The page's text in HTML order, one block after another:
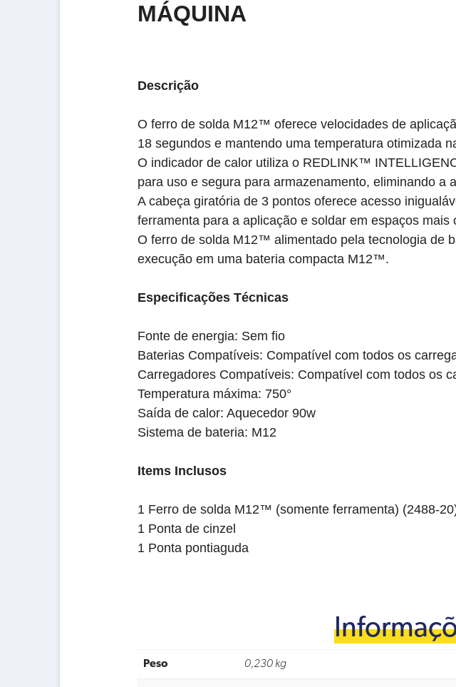
MÁQUINA
Descrição
O ferro de solda M12™ oferece velocidades de
18 segundos e mantendo uma temperatura otimizada
O indicador de calor utiliza o REDLINK™
para uso e segura para armazenamento, eliminando a
A cabeça giratória de 3 pontos oferece acesso
ferramenta para a aplicação e soldar em espaços mais
O ferro de solda M12™ alimentado pela tecnologia de
execução em uma bateria compacta M12™.
Especificações Técnicas
Fonte de energia: Sem fio
Baterias Compatíveis: Compatível com todos os
Carregadores Compatíveis: Compatível com todos os
Temperatura máxima: 750°
Saída de calor: Aquecedor 90w
Sistema de bateria: M12
Items Inclusos
1 Ferro de solda M12™ (somente ferramenta) (2488-
1 Ponta de cinzel
1 Ponta pontiaguda
Peso 0,230 kg